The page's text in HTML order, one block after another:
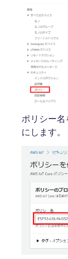
ポリシー名
にします。